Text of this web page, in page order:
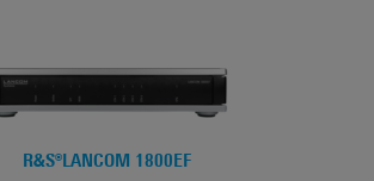
R&S®LANCOM 1800EF